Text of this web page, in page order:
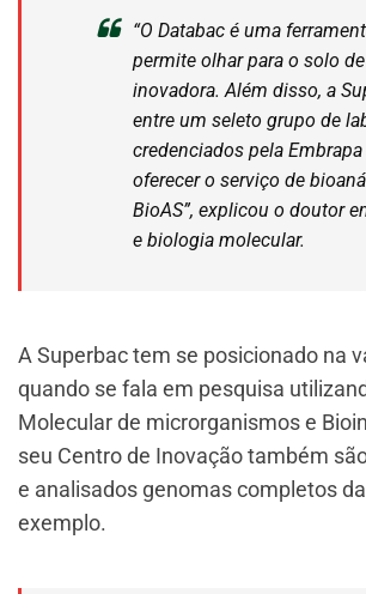
“O Databac é uma
permite olhar para o solo
inovadora. Além disso, a
entre um seleto grupo de
credenciados pela Embrapa
oferecer o serviço de
BioAS”, explicou o doutor
e biologia molecular.
A Superbac tem se posicionado na
quando se fala em pesquisa
Molecular de microrganismos e
seu Centro de Inovação também
e analisados genomas completos
exemplo.